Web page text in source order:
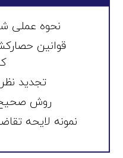
نحوه عملی
قوانین
تجدید
روش صحیح
نمونه لایحه